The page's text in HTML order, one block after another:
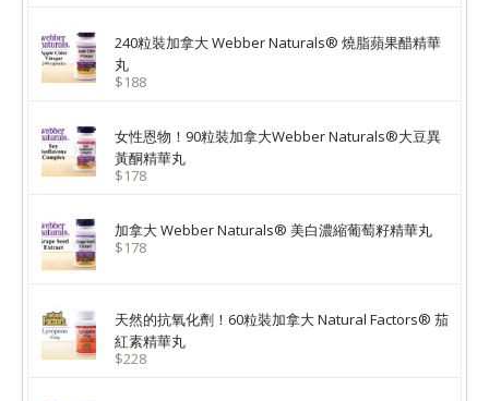
240粒裝加拿大 Webber Naturals® 燒脂蘋果醋精華
丸
$188
女性恩物！90粒裝加拿大Webber Naturals®大豆異
黃酮精華丸
$178
加拿大 Webber Naturals® 美白濃縮葡萄籽精華丸
$178
天然的抗氧化劑！60粒裝加拿大 Natural Factors® 茄
紅素精華丸
$228